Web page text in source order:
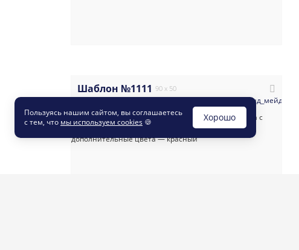
Шаблон №1111 90 x 50
#забавные_и_причудливые#яркие#дизайн#хенд_мейд
Пользуясь нашим сайтом, вы соглашаетесь
с тем, что мы используем cookies 🍪 Хорошо